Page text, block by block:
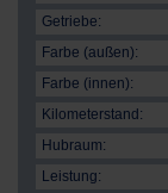
Getriebe:
Farbe (außen):
Farbe (innen):
Kilometerstand:
Hubraum:
Leistung: